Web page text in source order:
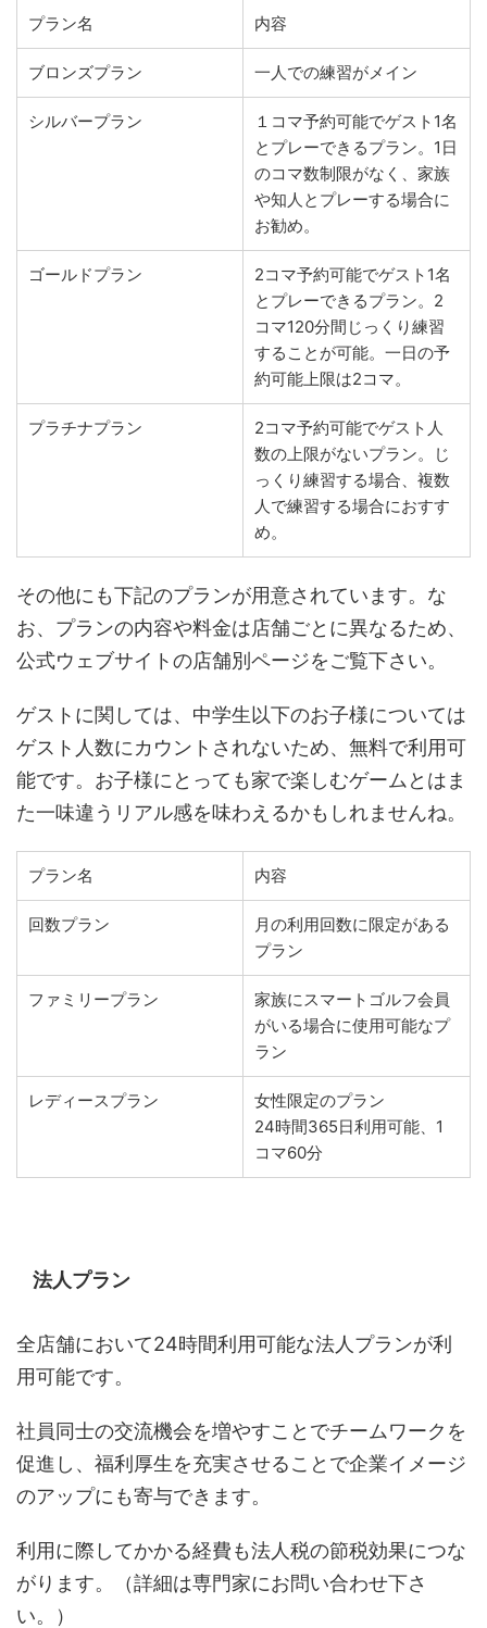
プラン名 内容
ブロンズプラン 一人での練習がメイン
シルバープラン
１コマ予約可能でゲスト1名
とプレーできるプラン。1日
のコマ数制限がなく、家族
や知人とプレーする場合に
お勧め。
ゴールドプラン
2コマ予約可能でゲスト1名
とプレーできるプラン。2
コマ120分間じっくり練習
することが可能。一日の予
約可能上限は2コマ。
プラチナプラン
2コマ予約可能でゲスト人
数の上限がないプラン。じ
っくり練習する場合、複数
人で練習する場合におすす
め。
その他にも下記のプランが用意されています。な
お、プランの内容や料金は店舗ごとに異なるため、
公式ウェブサイトの店舗別ページをご覧下さい。
ゲストに関しては、中学生以下のお子様については
ゲスト人数にカウントされないため、無料で利用可
能です。お子様にとっても家で楽しむゲームとはま
た一味違うリアル感を味わえるかもしれませんね。
プラン名 内容
回数プラン
月の利用回数に限定がある
プラン
ファミリープラン
家族にスマートゴルフ会員
がいる場合に使用可能なプ
ラン
レディースプラン
女性限定のプラン
24時間365日利用可能、1
コマ60分
法人プラン
全店舗において24時間利用可能な法人プランが利
用可能です。
社員同士の交流機会を増やすことでチームワークを
促進し、福利厚生を充実させることで企業イメージ
のアップにも寄与できます。
利用に際してかかる経費も法人税の節税効果につな
がります。（詳細は専門家にお問い合わせ下さ
い。）